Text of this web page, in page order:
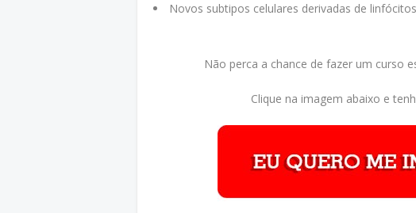
Novos subtipos celulares derivadas de
Não perca a chance de fazer um curso
Clique na imagem abaixo e